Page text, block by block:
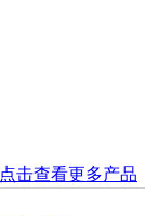
点击查看更多产品